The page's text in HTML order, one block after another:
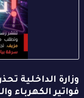
وزارة الداخلية
فواتير الكهرباء